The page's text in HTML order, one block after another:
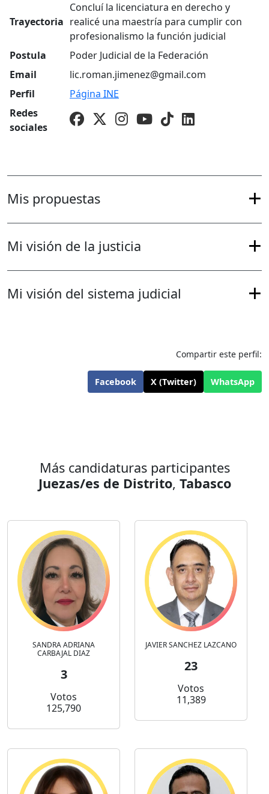
Trayectoria
Concluí la licenciatura en derecho y
realicé una maestría para cumplir con
profesionalismo la función judicial
Postula
Poder Judicial de la Federación
Email
lic.roman.jimenez@gmail.com
Perfil
Página INE
Redes
sociales
Mis propuestas
Mi visión de la justicia
Mi visión del sistema judicial
Compartir este perfil:
Facebook X (Twitter) WhatsApp
Más candidaturas participantes
Juezas/es de Distrito, Tabasco
SANDRA ADRIANA
CARBAJAL DIAZ
3
Votos
125,790
JAVIER SANCHEZ LAZCANO
23
Votos
11,389